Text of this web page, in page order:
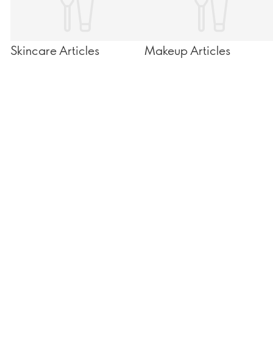
Skincare Articles Makeup Articles